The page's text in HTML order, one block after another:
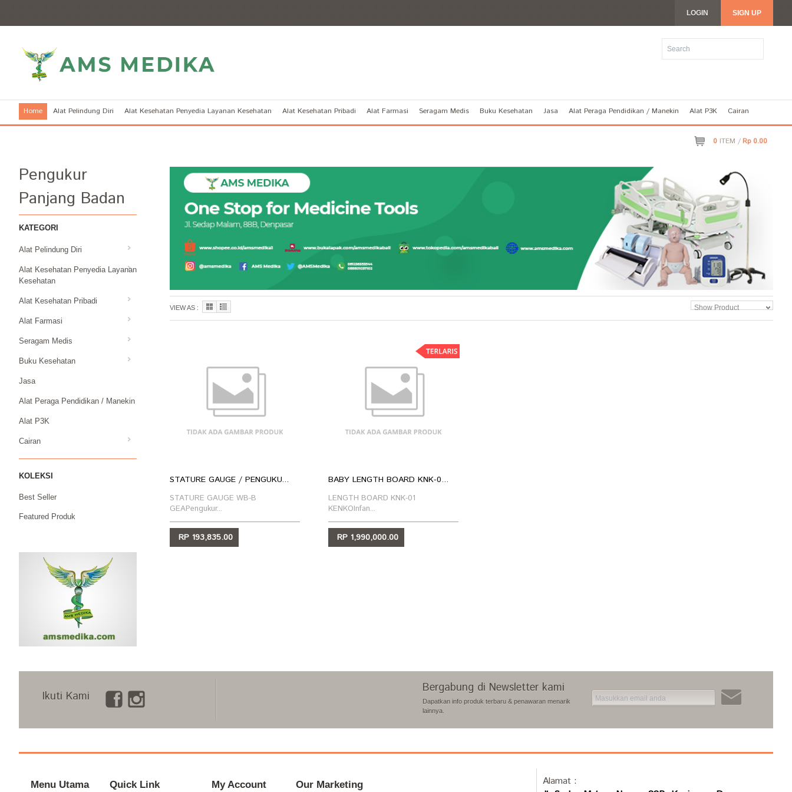
LOGIN SIGN UP
Home Alat Pelindung Diri Alat Kesehatan Penyedia Layanan Kesehatan Alat Kesehatan Pribadi Alat Farmasi Seragam Medis Buku Kesehatan Jasa Alat Peraga Pendidikan / Manekin Alat P3K Cairan
0 ITEM /Rp 0.00
Pengukur
Panjang Badan
KATEGORI
Alat Pelindung Diri
Alat Kesehatan Penyedia Layanan
Kesehatan
Alat Kesehatan Pribadi
Alat Farmasi
Seragam Medis
Buku Kesehatan
Jasa
Alat Peraga Pendidikan / Manekin
Alat P3K
Cairan
KOLEKSI
Best Seller
Featured Produk
VIEW AS : Show Product
STATURE GAUGE / PENGUKU...
STATURE GAUGE WB-B
GEAPengukur...
RP 193,835.00
BABY LENGTH BOARD KNK-0...
LENGTH BOARD KNK-01
KENKOInfan...
RP 1,990,000.00
Ikuti Kami
Bergabung di Newsletter kami
Dapatkan info produk terbaru & penawaran menarik
lainnya.
Menu Utama Quick Link My Account Our Marketing
Alamat :